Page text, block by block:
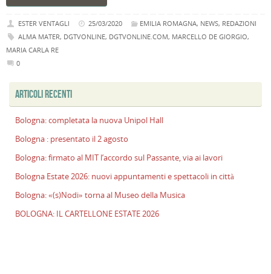
ESTER VENTAGLI 25/03/2020 EMILIA ROMAGNA, NEWS, REDAZIONI
ALMA MATER, DGTVONLINE, DGTVONLINE.COM, MARCELLO DE GIORGIO,
MARIA CARLA RE
0
ARTICOLI RECENTI
Bologna: completata la nuova Unipol Hall
Bologna : presentato il 2 agosto
Bologna: firmato al MIT l’accordo sul Passante, via ai lavori
Bologna Estate 2026: nuovi appuntamenti e spettacoli in città
Bologna: «(s)Nodi» torna al Museo della Musica
BOLOGNA: IL CARTELLONE ESTATE 2026